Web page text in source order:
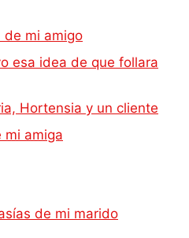
de mi amigo
esa idea de que follara
Hortensia y un cliente
mi amiga
de mi marido